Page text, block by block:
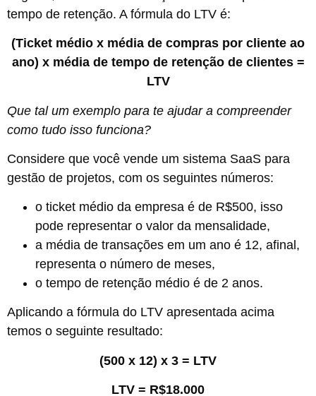
tempo de retenção. A fórmula do LTV é:
(Ticket médio x média de compras por cliente ao
ano) x média de tempo de retenção de clientes =
LTV
Que tal um exemplo para te ajudar a compreender
como tudo isso funciona?
Considere que você vende um sistema SaaS para
gestão de projetos, com os seguintes números:
o ticket médio da empresa é de R$500, isso
pode representar o valor da mensalidade,
a média de transações em um ano é 12, afinal,
representa o número de meses,
o tempo de retenção médio é de 2 anos.
Aplicando a fórmula do LTV apresentada acima
temos o seguinte resultado:
(500 x 12) x 3 = LTV
LTV = R$18.000